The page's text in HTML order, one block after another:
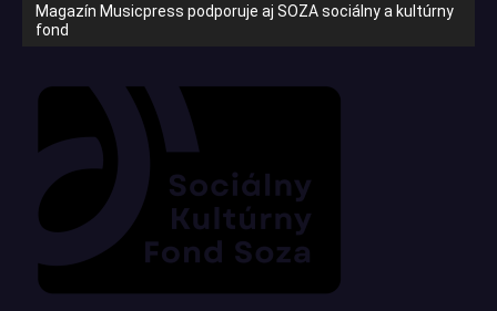
Magazín Musicpress podporuje aj SOZA sociálny a kultúrny
fond